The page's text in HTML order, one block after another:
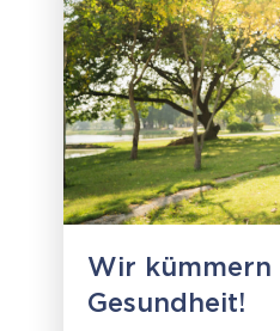
Wir kümmern
Gesundheit!